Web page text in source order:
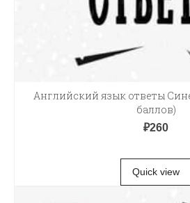
Английский язык ответы
баллов)
₽260
Quick view